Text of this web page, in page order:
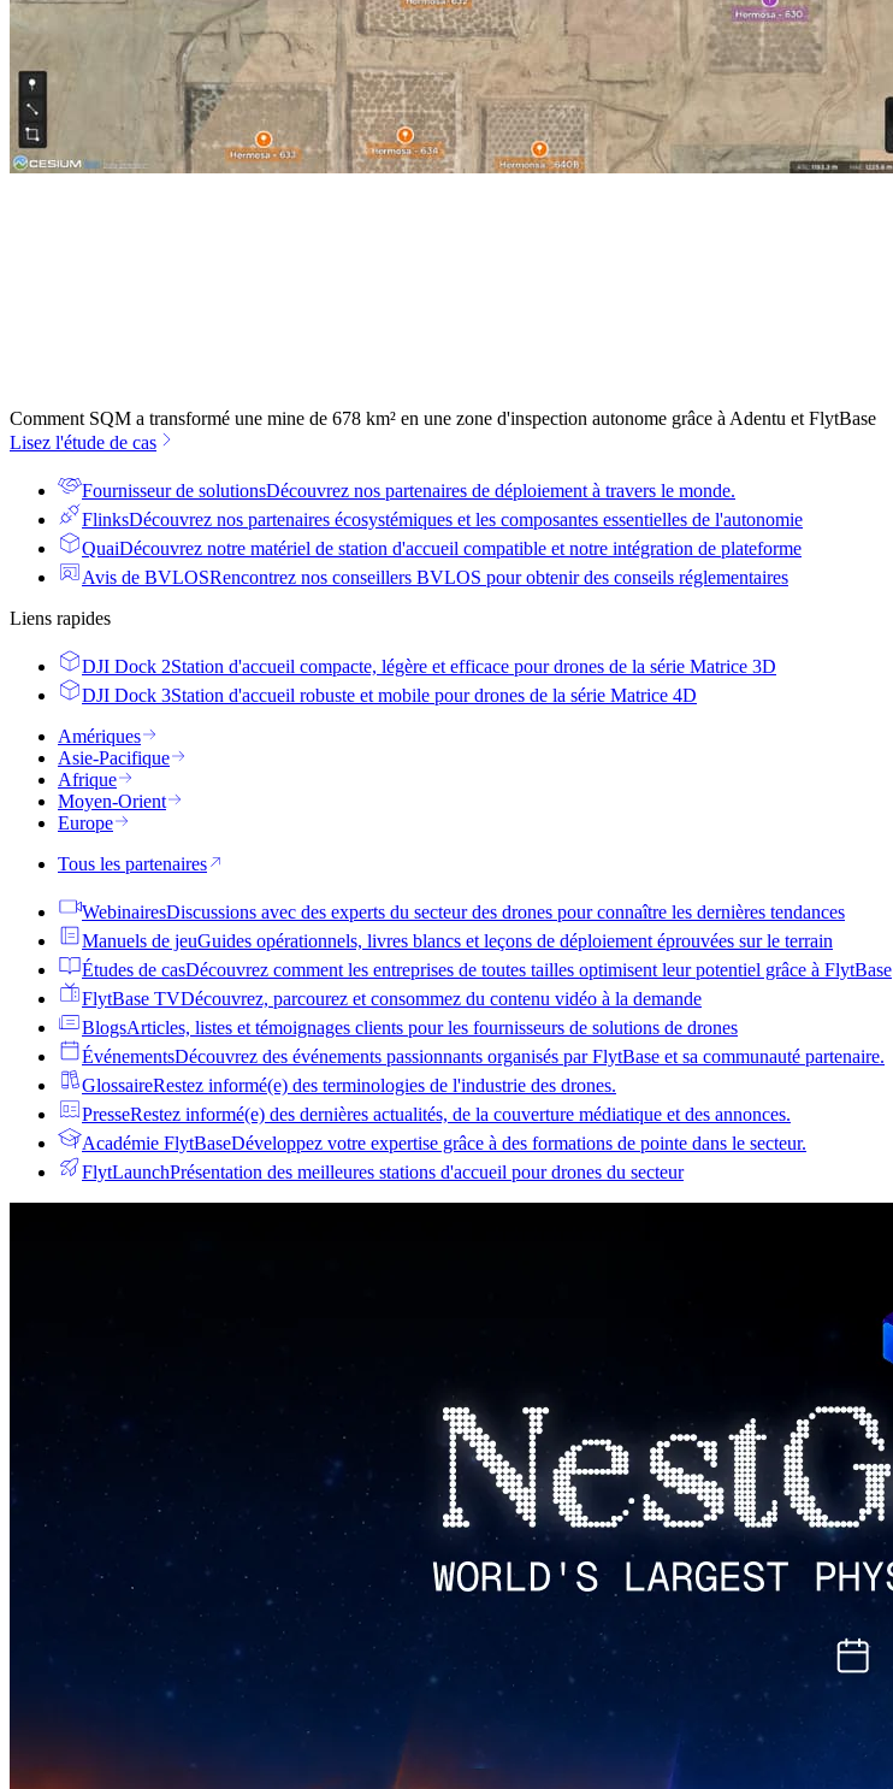
Comment SQM a transformé une mine de 678 km² en une zone d'inspection autonome grâce à Adentu et FlytBase
Lisez l'étude de cas
Fournisseur de solutionsDécouvrez nos partenaires de déploiement à travers le monde.
FlinksDécouvrez nos partenaires écosystémiques et les composantes essentielles de l'autonomie
QuaiDécouvrez notre matériel de station d'accueil compatible et notre intégration de plateforme
Avis de BVLOSRencontrez nos conseillers BVLOS pour obtenir des conseils réglementaires
Liens rapides
DJI Dock 2Station d'accueil compacte, légère et efficace pour drones de la série Matrice 3D
DJI Dock 3Station d'accueil robuste et mobile pour drones de la série Matrice 4D
Amériques
Asie-Pacifique
Afrique
Moyen-Orient
Europe
Tous les partenaires
WebinairesDiscussions avec des experts du secteur des drones pour connaître les dernières tendances
Manuels de jeuGuides opérationnels, livres blancs et leçons de déploiement éprouvées sur le terrain
Études de casDécouvrez comment les entreprises de toutes tailles optimisent leur potentiel grâce à FlytBase
FlytBase TVDécouvrez, parcourez et consommez du contenu vidéo à la demande
BlogsArticles, listes et témoignages clients pour les fournisseurs de solutions de drones
ÉvénementsDécouvrez des événements passionnants organisés par FlytBase et sa communauté partenaire.
GlossaireRestez informé(e) des terminologies de l'industrie des drones.
PresseRestez informé(e) des dernières actualités, de la couverture médiatique et des annonces.
Académie FlytBaseDéveloppez votre expertise grâce à des formations de pointe dans le secteur.
FlytLaunchPrésentation des meilleures stations d'accueil pour drones du secteur